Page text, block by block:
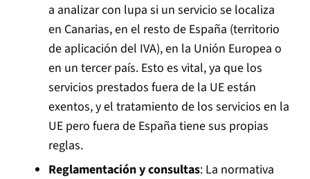
a analizar con lupa si un servicio se localiza
en Canarias, en el resto de España (territorio
de aplicación del IVA), en la Unión Europea o
en un tercer país. Esto es vital, ya que los
servicios prestados fuera de la UE están
exentos, y el tratamiento de los servicios en la
UE pero fuera de España tiene sus propias
reglas.
Reglamentación y consultas: La normativa